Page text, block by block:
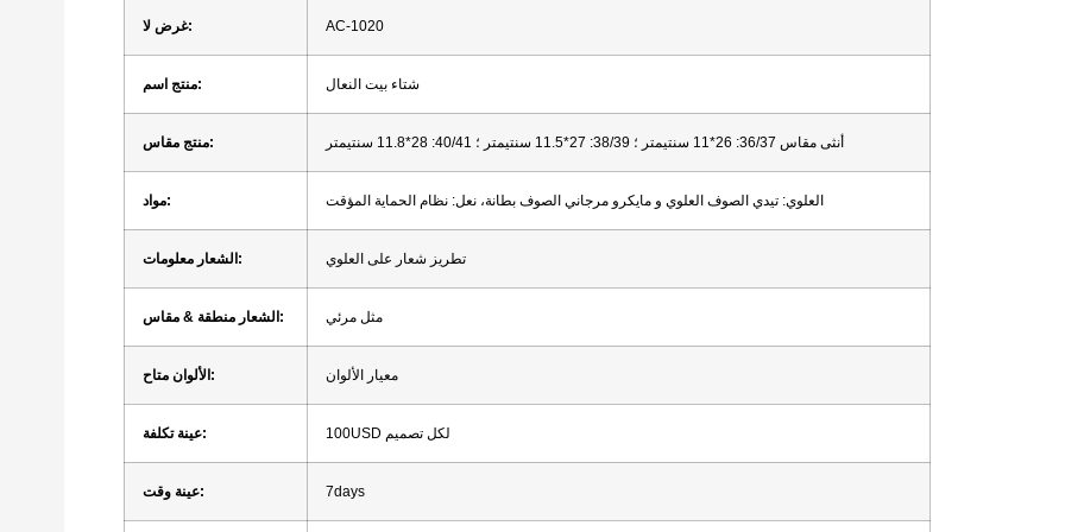
غرضلا: AC-1020
منتجاسم: شتاء بيت النعال
منتجمقاس: أنثى مقاس 36/37: 26*11 سنتيمتر ؛ 38/39: 27*11.5 سنتيمتر ؛ 40/41: 28*11.8 سنتيمتر
مواد: العلوي: تيدي الصوف العلوي و مايكرو مرجاني الصوف بطانة، نعل: نظام الحماية المؤقت
الشعار معلومات: تطريز شعار على العلوي
الشعار منطقة & مقاس: مثل مرئي
الألوان متاح: معيار الألوان
عينةتكلفة: 100USD لكل تصميم
عينةوقت: 7days